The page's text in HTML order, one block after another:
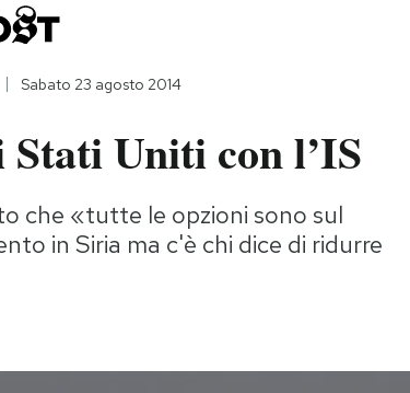
Sabato 23 agosto 2014
Uniti con l’IS
che «tutte le opzioni sono sul
in Siria ma c'è chi dice di ridurre